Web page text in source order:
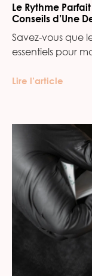
Le Rythme
Conseils d’Une
Savez-vous que
essentiels pour
Lire l’article